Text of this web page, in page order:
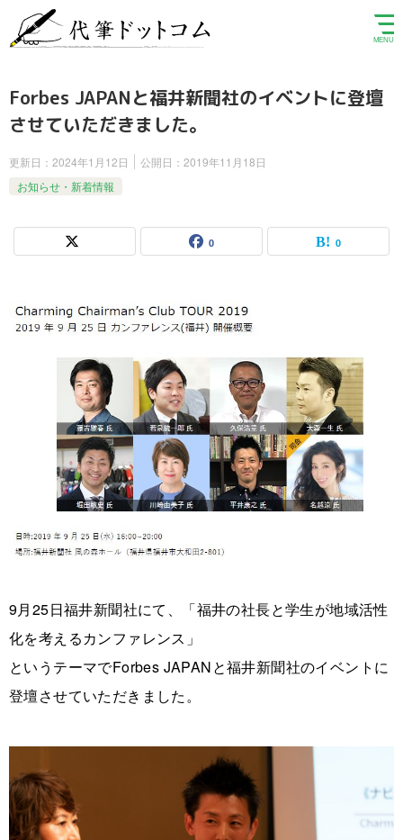
Forbes JAPANと福井新聞社のイベントに登壇
させていただきました。
更新日： 2024年1月12日 公開日： 2019年11月18日
お知らせ・新着情報
0 0
9月25日福井新聞社にて、「福井の社長と学生が地域活性
化を考えるカンファレンス」
というテーマでForbes JAPANと福井新聞社のイベントに
登壇させていただきました。